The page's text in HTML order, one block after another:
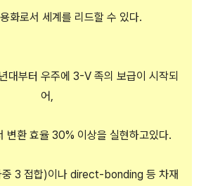
화로서 세계를 리드할 수 있다.
대부터 우주에 3-V 족의 보급이 시작되
어,
변환 효율 30% 이상을 실현하고있다.
3 접합)이나 direct-bonding 등 차재